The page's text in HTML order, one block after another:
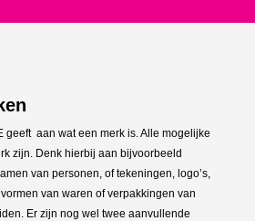
geeft aan wat een merk is. Alle mogelijke
zijn. Denk hierbij aan bijvoorbeeld
van personen, of tekeningen, logo’s,
van waren of verpakkingen van
Er zijn nog wel twee aanvullende